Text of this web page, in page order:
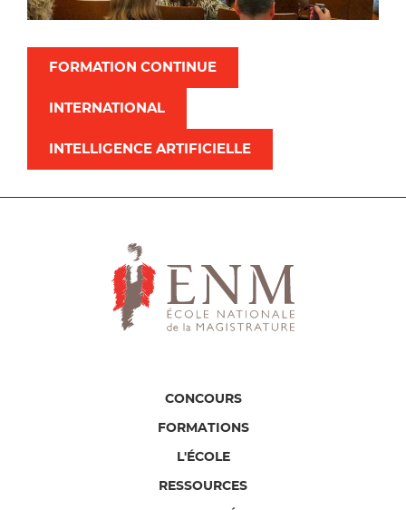
FORMATION CONTINUE
INTERNATIONAL
INTELLIGENCE ARTIFICIELLE
CONCOURS
FORMATIONS
L'ÉCOLE
RESSOURCES